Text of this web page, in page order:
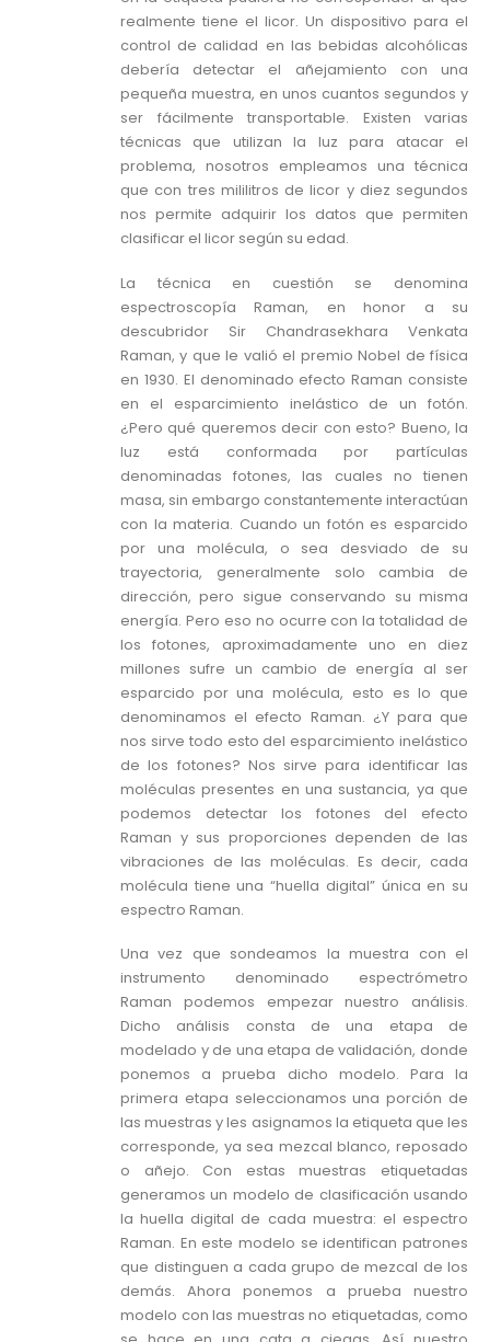
realmente tiene el licor. Un dispositivo para el
control de calidad en las bebidas alcohólicas
debería detectar el añejamiento con una
pequeña muestra, en unos cuantos segundos y
ser fácilmente transportable. Existen varias
técnicas que utilizan la luz para atacar el
problema, nosotros empleamos una técnica
que con tres mililitros de licor y diez segundos
nos permite adquirir los datos que permiten
clasificar el licor según su edad.
La técnica en cuestión se denomina
espectroscopía Raman, en honor a su
descubridor Sir Chandrasekhara Venkata
Raman, y que le valió el premio Nobel de física
en 1930. El denominado efecto Raman consiste
en el esparcimiento inelástico de un fotón.
¿Pero qué queremos decir con esto? Bueno, la
luz está conformada por partículas
denominadas fotones, las cuales no tienen
masa, sin embargo constantemente interactúan
con la materia. Cuando un fotón es esparcido
por una molécula, o sea desviado de su
trayectoria, generalmente solo cambia de
dirección, pero sigue conservando su misma
energía. Pero eso no ocurre con la totalidad de
los fotones, aproximadamente uno en diez
millones sufre un cambio de energía al ser
esparcido por una molécula, esto es lo que
denominamos el efecto Raman. ¿Y para que
nos sirve todo esto del esparcimiento inelástico
de los fotones? Nos sirve para identificar las
moléculas presentes en una sustancia, ya que
podemos detectar los fotones del efecto
Raman y sus proporciones dependen de las
vibraciones de las moléculas. Es decir, cada
molécula tiene una “huella digital” única en su
espectro Raman.
Una vez que sondeamos la muestra con el
instrumento denominado espectrómetro
Raman podemos empezar nuestro análisis.
Dicho análisis consta de una etapa de
modelado y de una etapa de validación, donde
ponemos a prueba dicho modelo. Para la
primera etapa seleccionamos una porción de
las muestras y les asignamos la etiqueta que les
corresponde, ya sea mezcal blanco, reposado
o añejo. Con estas muestras etiquetadas
generamos un modelo de clasificación usando
la huella digital de cada muestra: el espectro
Raman. En este modelo se identifican patrones
que distinguen a cada grupo de mezcal de los
demás. Ahora ponemos a prueba nuestro
modelo con las muestras no etiquetadas, como